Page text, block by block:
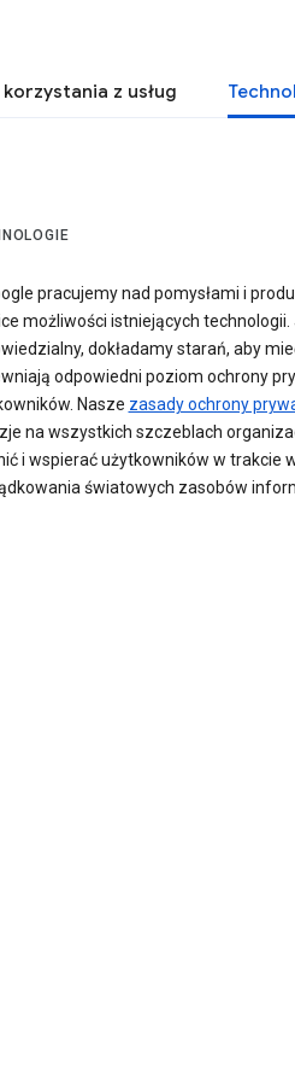
z usług
pracujemy nad pomysłami i
możliwości istniejących
dokładamy starań, aby
odpowiedni poziom ochrony
Nasze zasady ochrony
na wszystkich szczeblach
i wspierać użytkowników w trakcie
światowych zasobów